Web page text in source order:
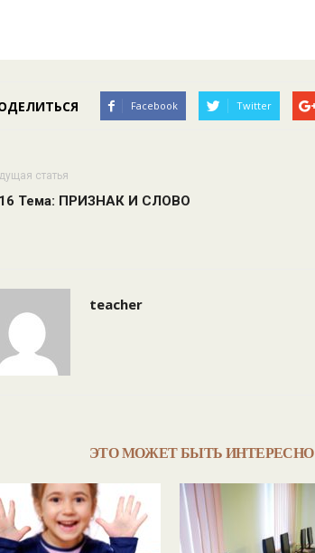
Facebook Twitter
статья
Тема: ПРИЗНАК И СЛОВО
teacher
ЭТО МОЖЕТ БЫТЬ ИНТЕРЕСНО